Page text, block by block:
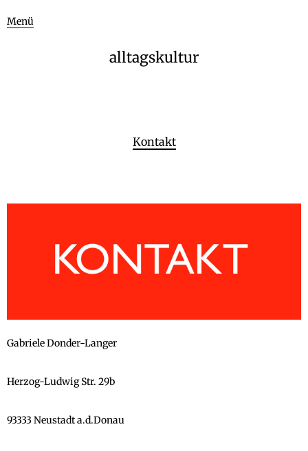
Menü
alltagskultur
Kontakt
Gabriele Donder-Langer
Herzog-Ludwig Str. 29b
93333 Neustadt a.d.Donau